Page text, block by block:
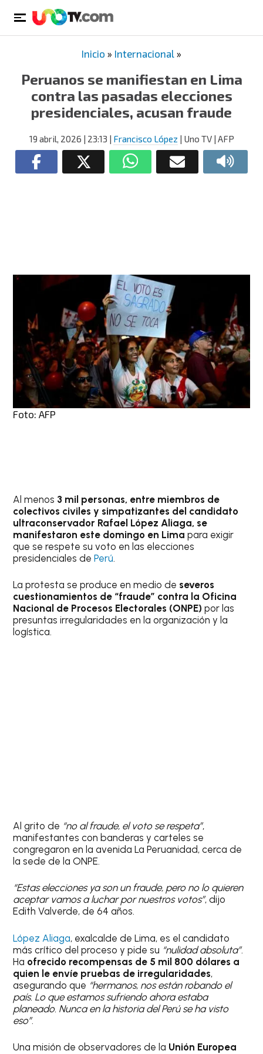
Inicio » Internacional »
Peruanos se manifiestan en Lima
contra las pasadas elecciones
presidenciales, acusan fraude
19 abril, 2026 | 23:13 | Francisco López | Uno TV | AFP
Foto: AFP
Al menos 3 mil personas, entre miembros de
colectivos civiles y simpatizantes del candidato
ultraconservador Rafael López Aliaga, se
manifestaron este domingo en Lima para exigir
que se respete su voto en las elecciones
presidenciales dePerú.
La protesta se produce en medio de severos
cuestionamientos de “fraude” contra la Oficina
Nacional de Procesos Electorales (ONPE) por las
presuntas irregularidades en la organización y la
logística.
Al grito de “no al fraude, el voto se respeta”,
manifestantes con banderas y carteles se
congregaron en la avenida La Peruanidad, cerca de
la sede de la ONPE.
“Estas elecciones ya son un fraude, pero no lo quieren
aceptar vamos a luchar por nuestros votos”, dijo
Edith Valverde, de 64 años.
López Aliaga, exalcalde de Lima, es el candidato
más crítico del proceso y pide su “nulidad absoluta”.
Ha ofrecido recompensas de 5 mil 800 dólares a
quien le envíe pruebas de irregularidades,
asegurando que “hermanos, nos están robando el
país. Lo que estamos sufriendo ahora estaba
planeado. Nunca en la historia del Perú se ha visto
eso”.
Una misión de observadores de la Unión Europea